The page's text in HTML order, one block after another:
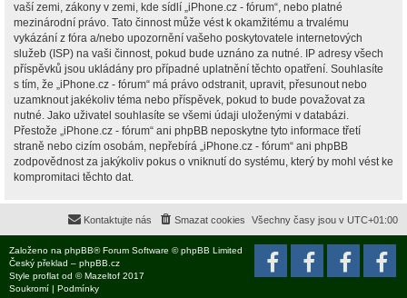
vaší zemi, zákony v zemi, kde sídlí „iPhone.cz - fórum“, nebo platné
mezinárodní právo. Tato činnost může vést k okamžitému a trvalému
vykázání z fóra a/nebo upozornění vašeho poskytovatele internetových
služeb (ISP) na vaši činnost, pokud bude uznáno za nutné. IP adresy všech
příspěvků jsou ukládány pro případné uplatnění těchto opatření. Souhlasíte
s tím, že „iPhone.cz - fórum“ má právo odstranit, upravit, přesunout nebo
uzamknout jakékoliv téma nebo příspěvek, pokud to bude považovat za
nutné. Jako uživatel souhlasíte se všemi údaji uloženými v databázi.
Přestože „iPhone.cz - fórum“ ani phpBB neposkytne tyto informace třetí
straně nebo cizím osobám, nepřebírá „iPhone.cz - fórum“ ani phpBB
zodpovědnost za jakýkoliv pokus o vniknutí do systému, který by mohl vést ke
kompromitaci těchto dat.
Všechny časy jsou v UTC+01:00
Smazat cookies
Kontaktujte nás
Založeno na phpBB® Forum Software © phpBB Limited
Český překlad – phpBB.cz
Style proflat od ©Mazeltof 2017
Soukromí | Podmínky